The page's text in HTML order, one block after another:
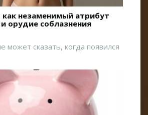
как незаменимый атрибут
орудие соблазнения
может сказать, когда появился